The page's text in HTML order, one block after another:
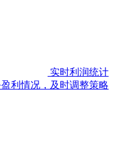
实时利润统计
利情况，及时调整策略